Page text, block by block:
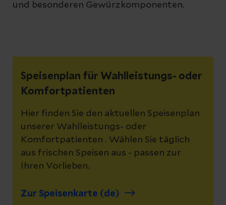
und besonderen Gewürzkomponenten.
Speisenplan für Wahlleistungs- oder
Komfortpatienten
Hier finden Sie den aktuellen Speisenplan
unserer Wahlleistungs- oder
Komfortpatienten . Wählen Sie täglich
aus frischen Speisen aus - passen zur
Ihren Vorlieben.
Zur Speisenkarte (de)